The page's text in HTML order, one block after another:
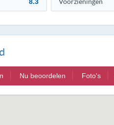
Nu beoordelen Foto's